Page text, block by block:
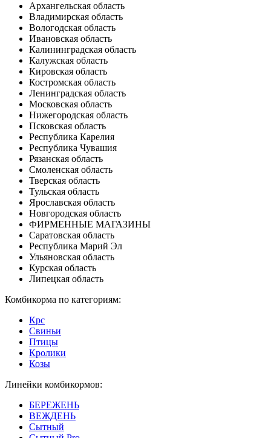
Архангельская область
Владимирская область
Вологодская область
Ивановская область
Калининградская область
Калужская область
Кировская область
Костромская область
Ленинградская область
Московская область
Нижегородская область
Псковская область
Республика Карелия
Республика Чувашия
Рязанская область
Смоленская область
Тверская область
Тульская область
Ярославская область
Новгородская область
ФИРМЕННЫЕ МАГАЗИНЫ
Саратовская область
Республика Марий Эл
Ульяновская область
Курская область
Липецкая область
Комбикорма по категориям:
Крс
Свиньи
Птицы
Кролики
Козы
Линейки комбикормов:
БЕРЕЖЕНЬ
ВЕЖДЕНЬ
Сытный